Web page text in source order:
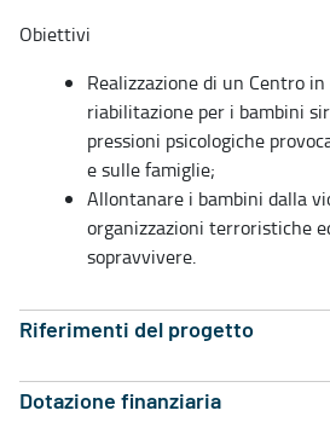
Obiettivi
Realizzazione di un Centro
riabilitazione per i bambini
pressioni psicologiche
e sulle famiglie;
Allontanare i bambini dalla
organizzazioni terroristiche
sopravvivere.
Riferimenti del progetto
Dotazione finanziaria